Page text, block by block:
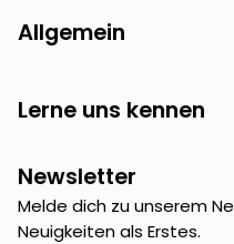
Allgemein
Lerne uns kennen
Newsletter
Melde dich zu unserem
Neuigkeiten als Erstes.